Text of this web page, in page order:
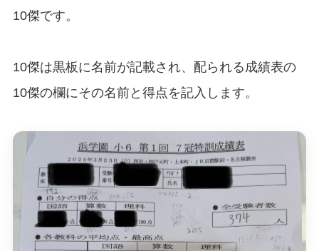
10傑です。
10傑は黒板に名前が記載され、配られる成績表の
10傑の欄にその名前と得点を記入します。